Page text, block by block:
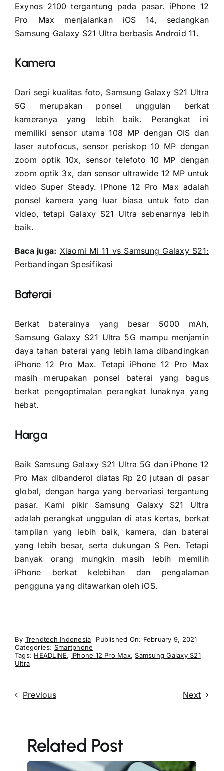
Exynos 2100 tergantung pada pasar. iPhone 12
Pro Max menjalankan iOS 14, sedangkan
Samsung Galaxy S21 Ultra berbasis Android 11.
Kamera
Dari segi kualitas foto, Samsung Galaxy S21 Ultra
5G merupakan ponsel unggulan berkat
kameranya yang lebih baik. Perangkat ini
memiliki sensor utama 108 MP dengan OIS dan
laser autofocus, sensor periskop 10 MP dengan
zoom optik 10x, sensor telefoto 10 MP dengan
zoom optik 3x, dan sensor ultrawide 12 MP untuk
video Super Steady. IPhone 12 Pro Max adalah
ponsel kamera yang luar biasa untuk foto dan
video, tetapi Galaxy S21 Ultra sebenarnya lebih
baik.
Baca juga: Xiaomi Mi 11 vs Samsung Galaxy S21:
Perbandingan Spesifikasi
Baterai
Berkat baterainya yang besar 5000 mAh,
Samsung Galaxy S21 Ultra 5G mampu menjamin
daya tahan baterai yang lebih lama dibandingkan
iPhone 12 Pro Max. Tetapi iPhone 12 Pro Max
masih merupakan ponsel baterai yang bagus
berkat pengoptimalan perangkat lunaknya yang
hebat.
Harga
Baik Samsung Galaxy S21 Ultra 5G dan iPhone 12
Pro Max dibanderol diatas Rp 20 jutaan di pasar
global, dengan harga yang bervariasi tergantung
pasar. Kami pikir Samsung Galaxy S21 Ultra
adalah perangkat unggulan di atas kertas, berkat
tampilan yang lebih baik, kamera, dan baterai
yang lebih besar, serta dukungan S Pen. Tetapi
banyak orang mungkin masih lebih memilih
iPhone berkat kelebihan dan pengalaman
pengguna yang ditawarkan oleh iOS.
By Trendtech Indonesia
Published On: February 9, 2021
Categories: Smartphone
Tags: HEADLINE, iPhone 12 Pro Max,Samsung Galaxy S21
Ultra
Previous Next
Related Post